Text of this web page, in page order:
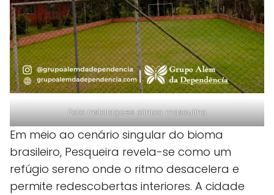
Foto instalaçoes clinica masculina
Em meio ao cenário singular do bioma
brasileiro, Pesqueira revela-se como um
refúgio sereno onde o ritmo desacelera e
permite redescobertas interiores. A cidade